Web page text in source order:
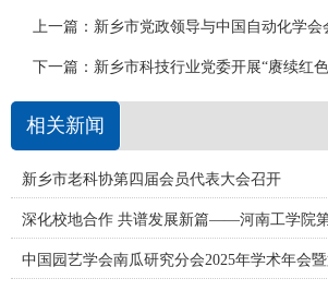
上一篇： 新乡市党政领导与中国自动化学
下一篇： 新乡市科技行业党委开展“赓续红
相关新闻
新乡市老科协第四届会员代表大会召开
深化校地合作 共谱发展新篇——河南工学院
中国园艺学会南瓜研究分会2025年学术年会